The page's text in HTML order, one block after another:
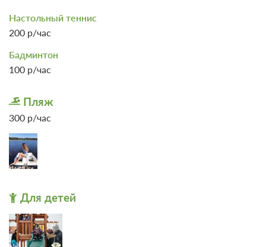
Настольный теннис
200 р/час
Бадминтон
100 р/час
Пляж
300 р/час
Для детей